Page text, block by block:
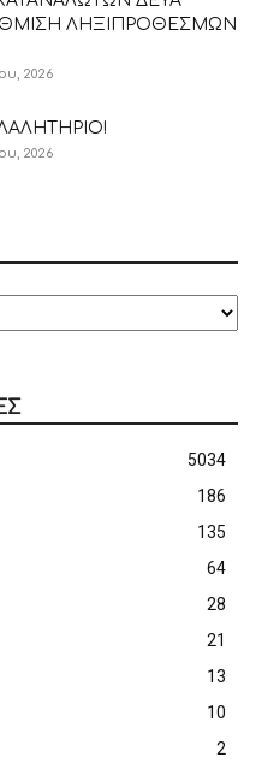
ΛΗΞΙΠΡΟΘΕΣΜΩΝ
2026
2026
5034
186
135
64
28
21
13
10
2